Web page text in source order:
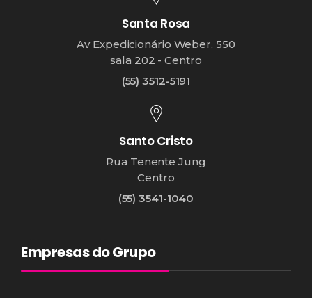
Santa Rosa
Av Expedicionário Weber, 550
sala 202 - Centro
(55) 3512-5191
Santo Cristo
Rua Tenente Jung
Centro
(55) 3541-1040
Empresas do Grupo